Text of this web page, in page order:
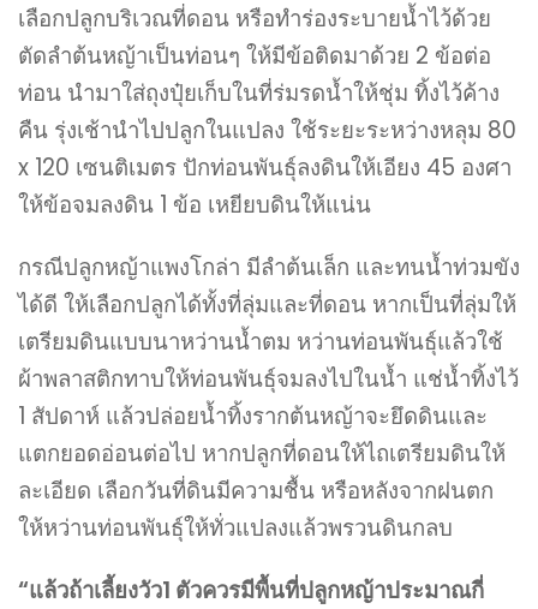
เลือกปลูกบริเวณที่ดอน หรือทำร่องระบายน้ำไว้ด้วย
ตัดลำต้นหญ้าเป็นท่อนๆ ให้มีข้อติดมาด้วย 2 ข้อต่อ
ท่อน นำมาใส่ถุงปุ๋ยเก็บในที่ร่มรดน้ำให้ชุ่ม ทิ้งไว้ค้าง
คืน รุ่งเช้านำไปปลูกในแปลง ใช้ระยะระหว่างหลุม 80
x 120 เซนติเมตร ปักท่อนพันธุ์ลงดินให้เอียง 45 องศา
ให้ข้อจมลงดิน 1 ข้อ เหยียบดินให้แน่น
กรณีปลูกหญ้าแพงโกล่า มีลำต้นเล็ก และทนน้ำท่วมขัง
ได้ดี ให้เลือกปลูกได้ทั้งที่ลุ่มและที่ดอน หากเป็นที่ลุ่มให้
เตรียมดินแบบนาหว่านน้ำตม หว่านท่อนพันธุ์แล้วใช้
ผ้าพลาสติกทาบให้ท่อนพันธุ์จมลงไปในน้ำ แช่น้ำทิ้งไว้
1 สัปดาห์ แล้วปล่อยน้ำทิ้งรากต้นหญ้าจะยึดดินและ
แตกยอดอ่อนต่อไป หากปลูกที่ดอนให้ไถเตรียมดินให้
ละเอียด เลือกวันที่ดินมีความชื้น หรือหลังจากฝนตก
ให้หว่านท่อนพันธุ์ให้ทั่วแปลงแล้วพรวนดินกลบ
“แล้วถ้าเลี้ยงวัว1 ตัวควรมีพื้นที่ปลูกหญ้าประมาณกี่